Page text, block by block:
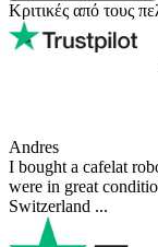
Κριτικές από τους
Andres
I bought a cafelat
were in great
Switzerland ...